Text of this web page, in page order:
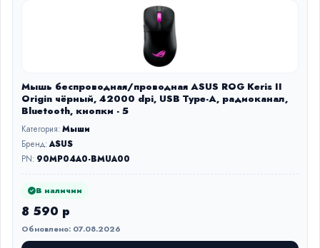
Мышь беспроводная/проводная ASUS ROG Keris II
Origin чёрный, 42000 dpi, USB Type-A, радиоканал,
Bluetooth, кнопки - 5
Категория:Мыши
Бренд:ASUS
PN: 90MP04A0-BMUA00
В наличии
8 590 р
Обновлено: 07.08.2026